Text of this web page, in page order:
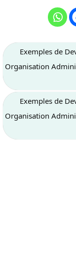
Exemples de
Organisation
Exemples de
Organisation